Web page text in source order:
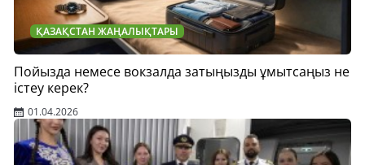
ҚАЗАҚСТАН ЖАҢАЛЫҚТАРЫ
Пойызда немесе вокзалда затыңызды ұмытсаңыз не
істеу керек?
01.04.2026